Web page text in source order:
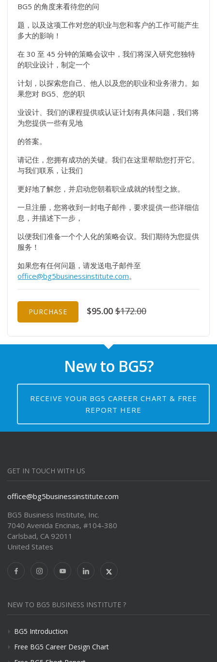
BG5 的角度来看待您的问
题，以及这项工作对您的职业与您和客户的工作可能产生
多大的影响！
在 30 至 45 分钟的策略会议中，我们将深入研究您独特
的职业设计，制定一个
计划，以探索您自己、他人以及您的职业和业务潜力。如
果您对 BG5、您的职
业设计、我们的课程提供或认证计划有具体问题，我们将
为您提供一些有见地
的答案。
请记住，您拥有成功的关键。我们在这里帮助您打开它。
与我们联系，让我们
更好地了解您，并启动您朝着职业成就的转型之旅。
一旦注册，您将收到一封电子邮件，要求提供一些详细信
息，并描述下一步，
以便我们准备一个个人化的策略会议。我们期待为您提供
服务！
如果您有任何问题，请发送电子邮件至
office@bg5businessinstitute.com。
PURCHASE $95.00$172.00
New to BG5?
RECEIVE YOUR BG5 CAREER CHART & FREE
REPORT HERE
GET IN TOUCH WITH US
office@bg5businessinstitute.com
BG5 Business Institute, Inc.
7040 Avenida Encinas, #104-380
Carlsbad, CA 92011
United States
NEW TO BG5 BUSINESS INSTITUTE ?
BG5 Introduction
Free BG5 Career Design Chart